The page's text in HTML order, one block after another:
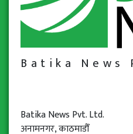
Batika News
Batika News Pvt. Ltd.
अनामनगर, काठमाडौँ